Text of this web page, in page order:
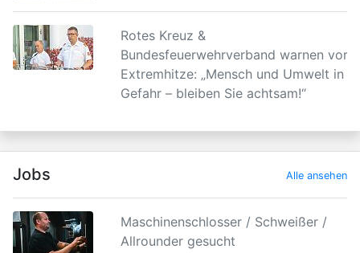
Rotes Kreuz &
Bundesfeuerwehrverband warnen vor
Extremhitze: „Mensch und Umwelt in
Gefahr – bleiben Sie achtsam!“
Jobs Alle ansehen
Maschinenschlosser / Schweißer /
Allrounder gesucht